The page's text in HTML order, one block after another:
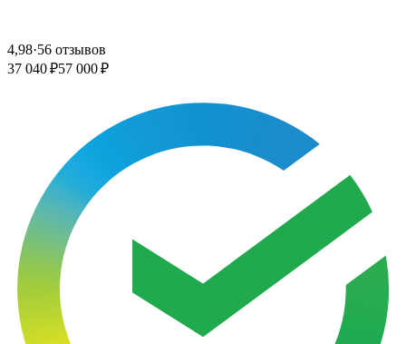
4,98·56 отзывов
37 040 ₽57 000 ₽